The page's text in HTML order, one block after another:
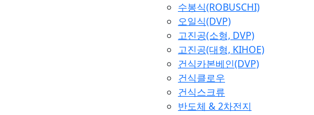
수봉식(ROBUSCHI)
오일식(DVP)
고진공(소형, DVP)
고진공(대형, KIHOE)
건식카본베인(DVP)
건식클로우
건식스크류
반도체 & 2차전지